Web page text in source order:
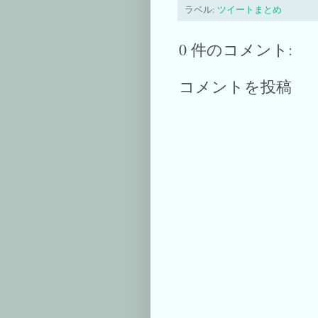
ラベル: ツイートまとめ
0 件のコメント:
コメントを投稿